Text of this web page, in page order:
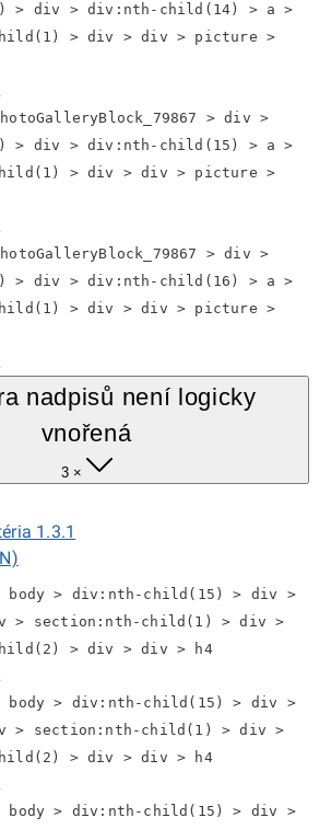
> div > div:nth-child(14) > a >
> div > div > picture >
> div >
> div > div:nth-child(15) > a >
> div > div > picture >
> div >
> div > div:nth-child(16) > a >
> div > div > picture >
nadpisů není logicky
vnořená
3 ×
1.3.1
body > div:nth-child(15) > div >
> section:nth-child(1) > div >
> div > div > h4
body > div:nth-child(15) > div >
> section:nth-child(1) > div >
> div > div > h4
body > div:nth-child(15) > div >